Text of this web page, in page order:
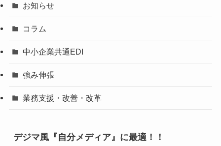
お知らせ
コラム
中小企業共通EDI
強み伸張
業務支援・改善・改革
デジマ風『自分メディア』に最適！！